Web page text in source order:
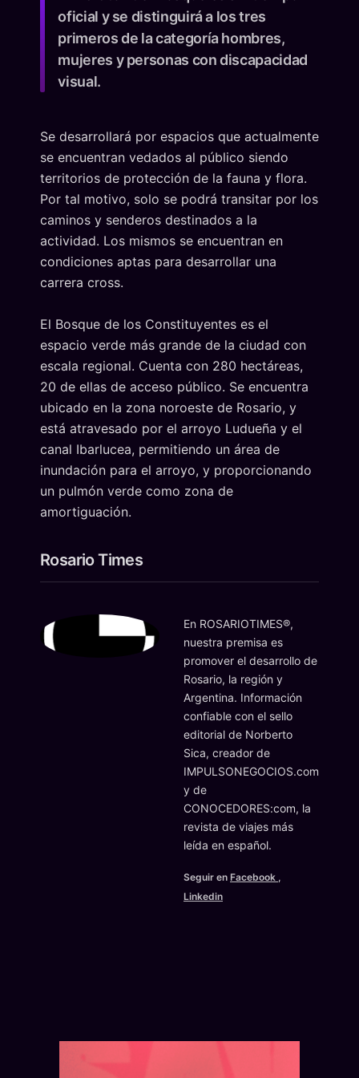
oficial y se distinguirá a los tres
primeros de la categoría hombres,
mujeres y personas con discapacidad
visual.
Se desarrollará por espacios que actualmente
se encuentran vedados al público siendo
territorios de protección de la fauna y flora.
Por tal motivo, solo se podrá transitar por los
caminos y senderos destinados a la
actividad. Los mismos se encuentran en
condiciones aptas para desarrollar una
carrera cross.
El Bosque de los Constituyentes es el
espacio verde más grande de la ciudad con
escala regional. Cuenta con 280 hectáreas,
20 de ellas de acceso público. Se encuentra
ubicado en la zona noroeste de Rosario, y
está atravesado por el arroyo Ludueña y el
canal Ibarlucea, permitiendo un área de
inundación para el arroyo, y proporcionando
un pulmón verde como zona de
amortiguación.
Rosario Times
En ROSARIOTIMES®,
nuestra premisa es
promover el desarrollo de
Rosario, la región y
Argentina. Información
confiable con el sello
editorial de Norberto
Sica, creador de
IMPULSONEGOCIOS.com
y de
CONOCEDORES:com, la
revista de viajes más
leída en español.
Seguir en Facebook ,
Linkedin